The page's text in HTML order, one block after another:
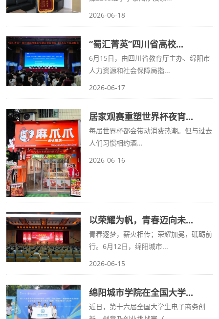
2026-06-18
“蜀汇菁英”四川省高校...
6月15日，由四川省教育厅主办、绵阳市
人力资源和社会保障局指...
2026-06-17
居家观赛重塑世界杯夜宵...
每届世界杯都会带动消费热潮。但与过去
人们习惯相约酒...
2026-06-16
以荣耀为帆，青春迈向未...
青春逐梦，薪火相传；荣耀加冕，砥砺前
行。6月12日，绵阳城市...
2026-06-15
绵阳城市学院在全国大学...
近日，第十六届全国大学生电子商务创